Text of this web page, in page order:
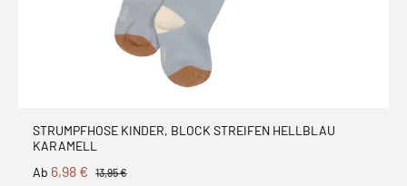
STRUMPFHOSE KINDER, BLOCK STREIFEN HELLBLAU
KARAMELL
Ab 6,98 € 13,95 €